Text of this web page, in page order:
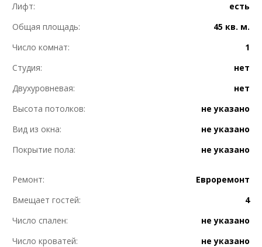
Лифт:
есть
Общая площадь:
45 кв. м.
Число комнат:
1
Студия:
нет
Двухуровневая:
нет
Высота потолков:
не указано
Вид из окна:
не указано
Покрытие пола:
не указано
Ремонт:
Евроремонт
Вмещает гостей:
4
Число спален:
не указано
Число кроватей:
не указано